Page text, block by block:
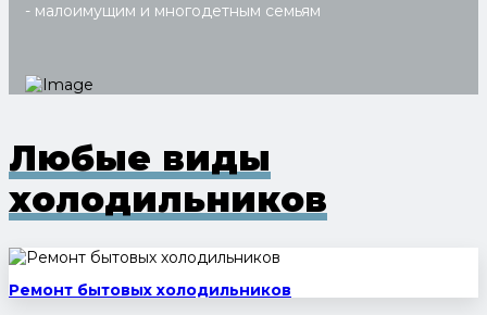
- малоимущим и многодетным семьям
Любые виды
холодильников
Ремонт бытовых холодильников